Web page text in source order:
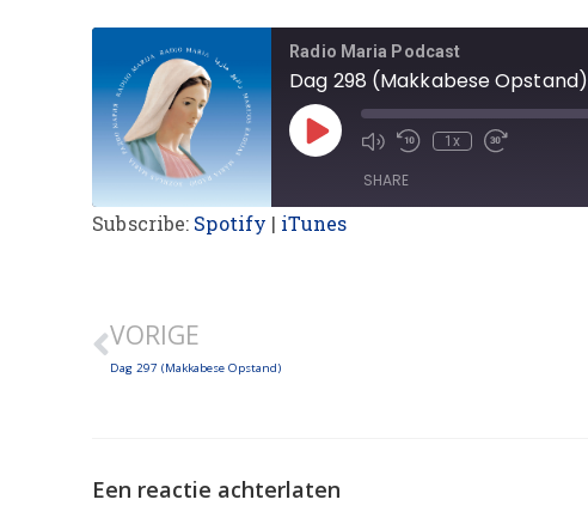
Radio Maria Podcast
Dag 298 (Makkabese Opstand)
1x
SHARE
Subscribe: Spotify | iTunes
VORIGE
Dag 297 (Makkabese Opstand)
Een reactie achterlaten